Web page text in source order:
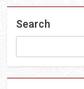
Search